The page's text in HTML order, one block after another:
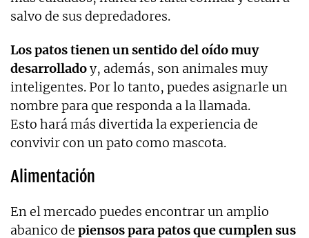
salvo de sus depredadores.
Los patos tienen un sentido del oído muy
desarrolladoy, además, son animales muy
inteligentes. Por lo tanto, puedes asignarle un
nombre para que responda a la llamada.
Esto hará más divertida la experiencia de
convivir con un pato como mascota.
Alimentación
En el mercado puedes encontrar un amplio
abanico de piensos para patos que cumplen sus